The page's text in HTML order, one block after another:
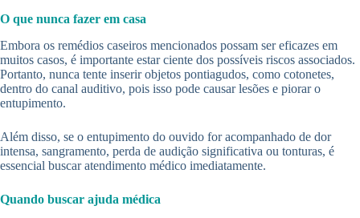
O que nunca fazer em casa
Embora os remédios caseiros mencionados possam ser eficazes em
muitos casos, é importante estar ciente dos possíveis riscos associados.
Portanto, nunca tente inserir objetos pontiagudos, como cotonetes,
dentro do canal auditivo, pois isso pode causar lesões e piorar o
entupimento.
Além disso, se o entupimento do ouvido for acompanhado de dor
intensa, sangramento, perda de audição significativa ou tonturas, é
essencial buscar atendimento médico imediatamente.
Quando buscar ajuda médica